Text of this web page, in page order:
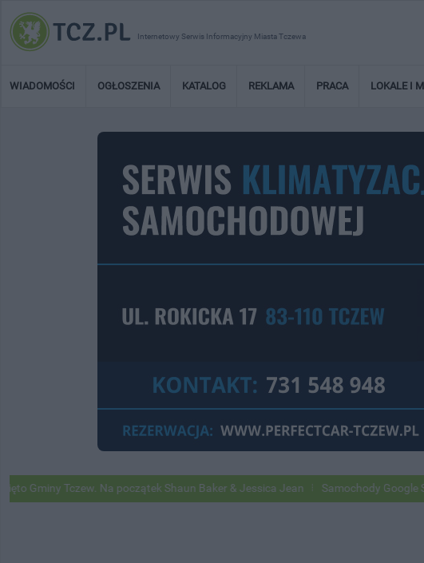
Internetowy Serwis Informacyjny Miasta Tczewa
WIADOMOŚCI OGŁOSZENIA KATALOG REKLAMA PRACA LOKALE I
Tczew. Na początek Shaun Baker & Jessica Jean Samochody Google Street